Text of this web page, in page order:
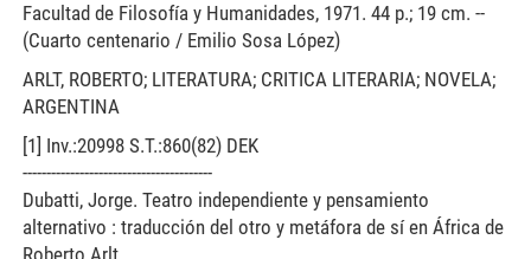
Facultad de Filosofía y Humanidades, 1971. 44 p.; 19 cm. --
(Cuarto centenario / Emilio Sosa López)
ARLT, ROBERTO; LITERATURA; CRITICA LITERARIA; NOVELA;
ARGENTINA
[1] Inv.:20998 S.T.:860(82) DEK
----------------------------------------
Dubatti, Jorge. Teatro independiente y pensamiento
alternativo : traducción del otro y metáfora de sí en África de